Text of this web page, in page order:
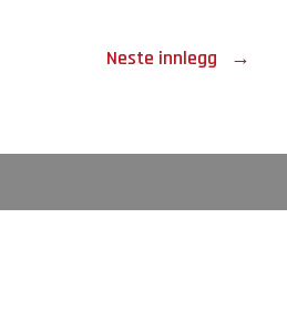
Neste innlegg →